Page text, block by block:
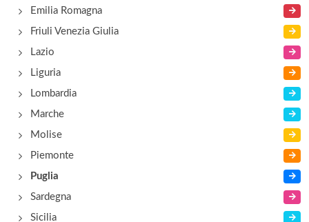
Al Paradise
Emilia Romagna
Friuli Venezia Giulia
Lazio
Liguria
Lombardia
Marche
Molise
Piemonte
Puglia
Sardegna
Sicilia